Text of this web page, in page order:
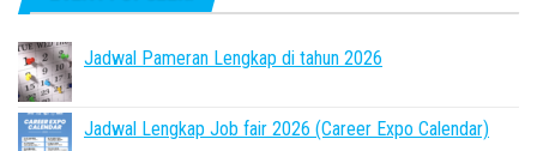
Jadwal Pameran Lengkap di tahun 2026
Jadwal Lengkap Job fair 2026 (Career Expo Calendar)